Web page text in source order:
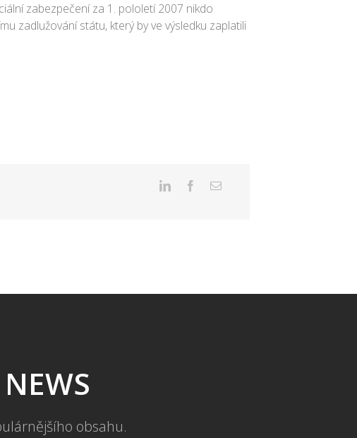
zabezpečení za 1. pololetí 2007 nikdo
zadlužování státu, který by ve výsledku zaplatili
obsahu.